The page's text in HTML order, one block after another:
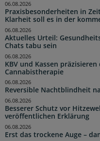
Praxisbesonderheiten in
Klarheit soll es in der
06.08.2026
Aktuelles Urteil:
Chats tabu sein
06.08.2026
KBV und Kassen
Cannabistherapie
06.08.2026
Reversible Nachtblindheit
06.08.2026
Besserer Schutz vor
veröffentlichen Erklärung
06.08.2026
Erst das trockene Auge –
06.08.2026